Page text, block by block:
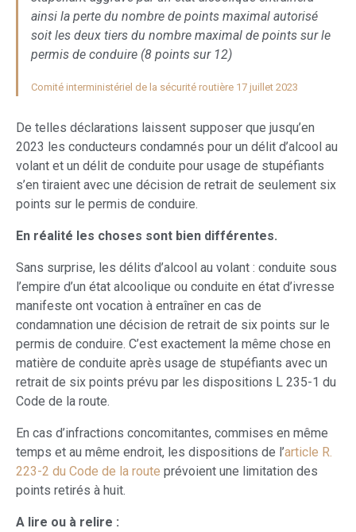
ainsi la perte du nombre de points maximal autorisé
soit les deux tiers du nombre maximal de points sur le
permis de conduire (8 points sur 12)
Comité interministériel de la sécurité routière 17 juillet 2023
De telles déclarations laissent supposer que jusqu’en
2023 les conducteurs condamnés pour un délit d’alcool au
volant et un délit de conduite pour usage de stupéfiants
s’en tiraient avec une décision de retrait de seulement six
points sur le permis de conduire.
En réalité les choses sont bien différentes.
Sans surprise, les délits d’alcool au volant : conduite sous
l’empire d’un état alcoolique ou conduite en état d’ivresse
manifeste ont vocation à entraîner en cas de
condamnation une décision de retrait de six points sur le
permis de conduire. C’est exactement la même chose en
matière de conduite après usage de stupéfiants avec un
retrait de six points prévu par les dispositions L 235-1 du
Code de la route.
En cas d’infractions concomitantes, commises en même
temps et au même endroit, les dispositions de l’article R.
223-2 du Code de la route prévoient une limitation des
points retirés à huit.
A lire ou à relire :